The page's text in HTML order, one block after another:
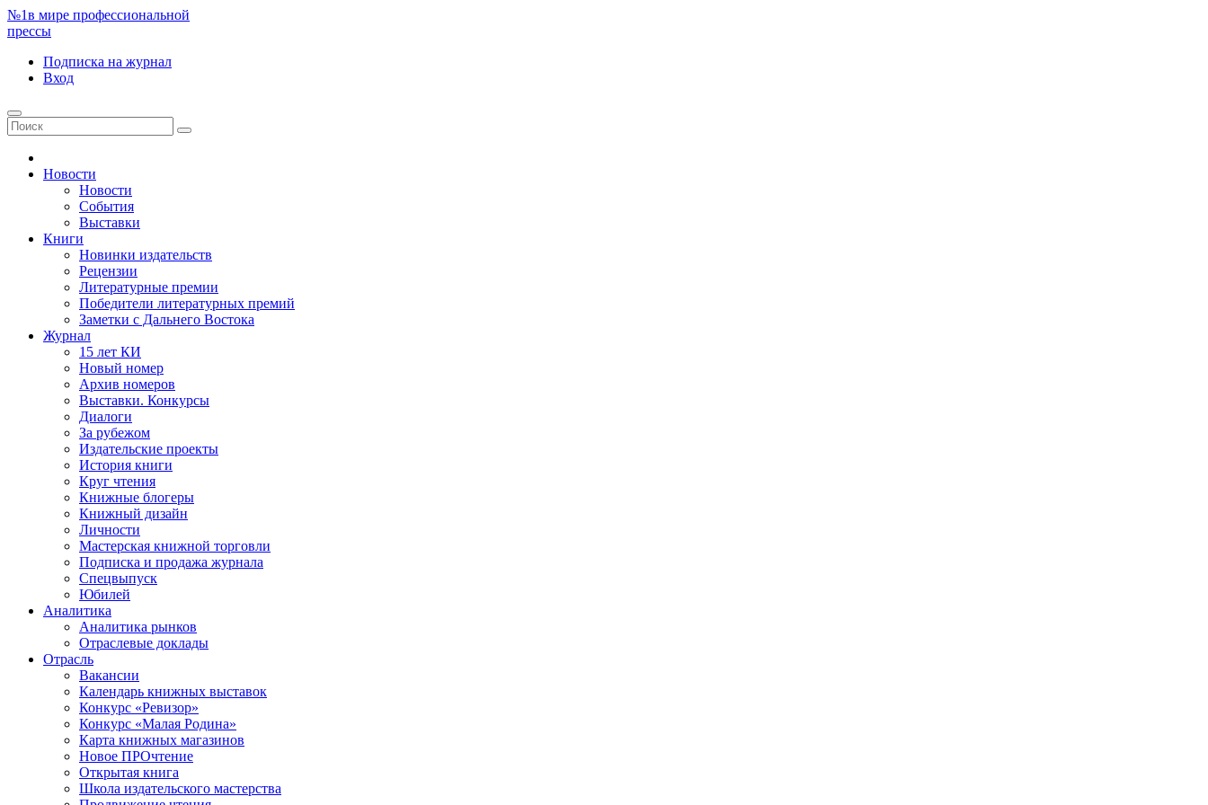
№1в мире профессиональной
прессы
Подписка на журнал
Вход
Новости
Новости
События
Выставки
Книги
Новинки издательств
Рецензии
Литературные премии
Победители литературных премий
Заметки с Дальнего Востока
Журнал
15 лет КИ
Новый номер
Архив номеров
Выставки. Конкурсы
Диалоги
За рубежом
Издательские проекты
История книги
Круг чтения
Книжные блогеры
Книжный дизайн
Личности
Мастерская книжной торговли
Подписка и продажа журнала
Спецвыпуск
Юбилей
Аналитика
Аналитика рынков
Отраслевые доклады
Отрасль
Вакансии
Календарь книжных выставок
Конкурс «Ревизор»
Конкурс «Малая Родина»
Карта книжных магазинов
Новое ПРОчтение
Открытая книга
Школа издательского мастерства